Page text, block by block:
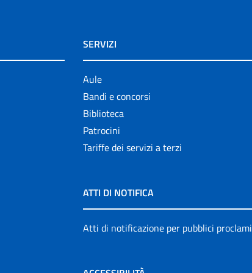
SERVIZI
Aule
Bandi e concorsi
Biblioteca
Patrocini
Tariffe dei servizi a terzi
ATTI DI NOTIFICA
Atti di notificazione per pubblici proclami